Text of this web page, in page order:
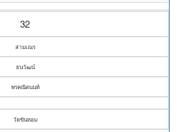
32
สามเณร
ธนวัฒน์
พรคณิตนนท์
วัดขันหอม